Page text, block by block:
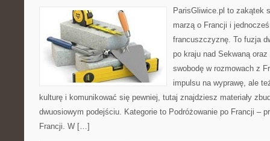
ParisGliwice.pl to zakątek
marzą o Francji i
francuszczyznę. To fuzja
po kraju nad Sekwaną
swobodę w rozmowach z
impulsu na wyprawę, ale
kulturę i komunikować się pewniej, tutaj znajdziesz materiały
dwuosiowym podejściu. Kategorie to Podróżowanie po Francji –
Francji. W […]